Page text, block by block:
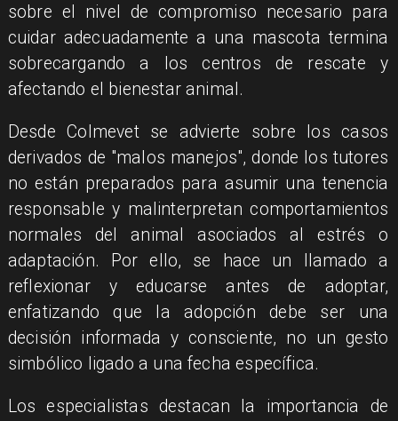
sobre el nivel de compromiso necesario para
cuidar adecuadamente a una mascota termina
sobrecargando a los centros de rescate y
afectando el bienestar animal.
Desde Colmevet se advierte sobre los casos
derivados de "malos manejos", donde los tutores
no están preparados para asumir una tenencia
responsable y malinterpretan comportamientos
normales del animal asociados al estrés o
adaptación. Por ello, se hace un llamado a
reflexionar y educarse antes de adoptar,
enfatizando que la adopción debe ser una
decisión informada y consciente, no un gesto
simbólico ligado a una fecha específica.
Los especialistas destacan la importancia de